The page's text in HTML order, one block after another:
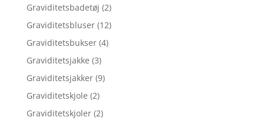
Graviditetsbadetøj (2)
Graviditetsbluser (12)
Graviditetsbukser (4)
Graviditetsjakke (3)
Graviditetsjakker (9)
Graviditetskjole (2)
Graviditetskjoler (2)